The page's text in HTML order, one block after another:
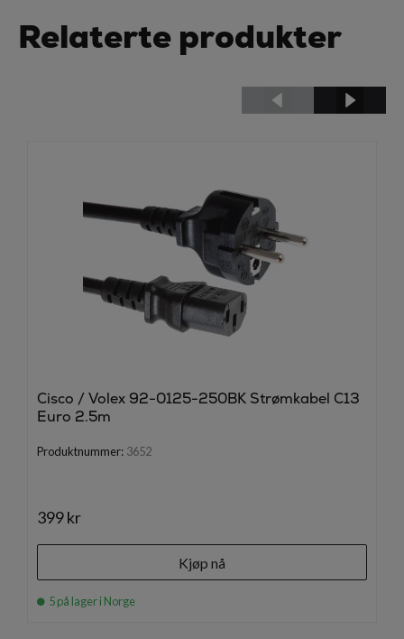
Relaterte produkter
Cisco / Volex 92-0125-250BK Strømkabel C13
Euro 2.5m
Produktnummer: 3652
399 kr
Kjøp nå
5 på lager i Norge